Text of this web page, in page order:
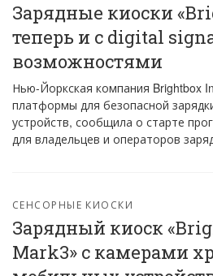
Зарядные киоски
теперь и с digital
возможностями
Нью-Йоркская компания Brightbox
платформы для безопасной
устройств, сообщила о старте
для владельцев и операторов
СЕНСОРНЫЕ КИОСКИ
Зарядный киоск
Mark3» с камерами